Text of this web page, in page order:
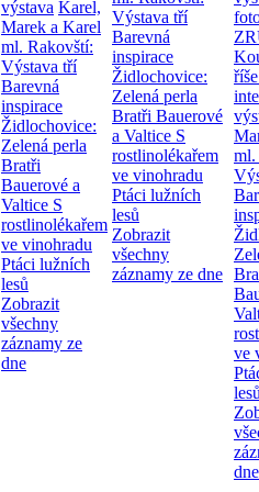
výstava Karel,
Marek a Karel
ml. Rakovští:
Výstava tří
Barevná
inspirace
Židlochovice:
Zelená perla
Bratři
Bauerové a
Valtice S
rostlinolékařem
ve vinohradu
Ptáci lužních
lesů
Zobrazit
všechny
záznamy ze
dne
Výstava tří
Barevná
inspirace
Židlochovice:
Zelená perla
Bratři Bauerové
a Valtice S
rostlinolékařem
ve vinohradu
Ptáci lužních
lesů
Zobrazit
všechny
záznamy ze dne
ml.
ve
dne